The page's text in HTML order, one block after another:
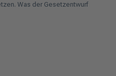
Was der Gesetzentwurf